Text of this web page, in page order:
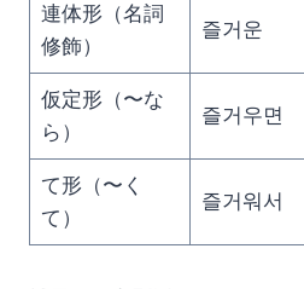
連体形（名詞
修飾）
즐거운
仮定形（〜な
ら）
즐거우면
て形（〜く
て）
즐거워서